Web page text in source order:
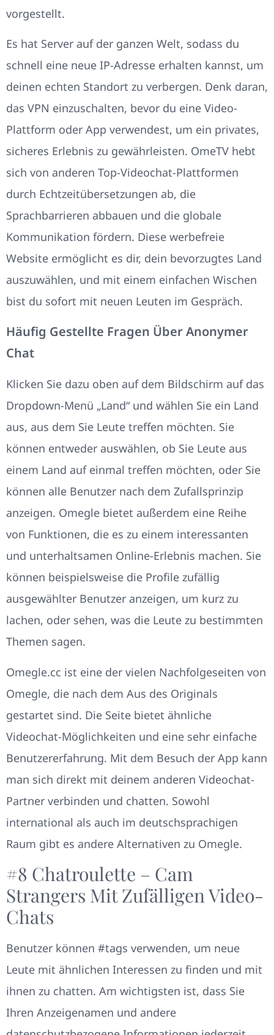
vorgestellt.
Es hat Server auf der ganzen Welt, sodass du
schnell eine neue IP-Adresse erhalten kannst, um
deinen echten Standort zu verbergen. Denk daran,
das VPN einzuschalten, bevor du eine Video-
Plattform oder App verwendest, um ein privates,
sicheres Erlebnis zu gewährleisten. OmeTV hebt
sich von anderen Top-Videochat-Plattformen
durch Echtzeitübersetzungen ab, die
Sprachbarrieren abbauen und die globale
Kommunikation fördern. Diese werbefreie
Website ermöglicht es dir, dein bevorzugtes Land
auszuwählen, und mit einem einfachen Wischen
bist du sofort mit neuen Leuten im Gespräch.
Häufig Gestellte Fragen Über Anonymer
Chat
Klicken Sie dazu oben auf dem Bildschirm auf das
Dropdown-Menü „Land“ und wählen Sie ein Land
aus, aus dem Sie Leute treffen möchten. Sie
können entweder auswählen, ob Sie Leute aus
einem Land auf einmal treffen möchten, oder Sie
können alle Benutzer nach dem Zufallsprinzip
anzeigen. Omegle bietet außerdem eine Reihe
von Funktionen, die es zu einem interessanten
und unterhaltsamen Online-Erlebnis machen. Sie
können beispielsweise die Profile zufällig
ausgewählter Benutzer anzeigen, um kurz zu
lachen, oder sehen, was die Leute zu bestimmten
Themen sagen.
Omegle.cc ist eine der vielen Nachfolgeseiten von
Omegle, die nach dem Aus des Originals
gestartet sind. Die Seite bietet ähnliche
Videochat-Möglichkeiten und eine sehr einfache
Benutzererfahrung. Mit dem Besuch der App kann
man sich direkt mit deinem anderen Videochat-
Partner verbinden und chatten. Sowohl
international als auch im deutschsprachigen
Raum gibt es andere Alternativen zu Omegle.
#8 Chatroulette – Cam
Strangers Mit Zufälligen Video-
Chats
Benutzer können #tags verwenden, um neue
Leute mit ähnlichen Interessen zu finden und mit
ihnen zu chatten. Am wichtigsten ist, dass Sie
Ihren Anzeigenamen und andere